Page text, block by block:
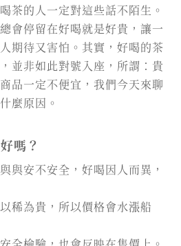
茶的人一定對這些話不陌生。
會停留在好喝就是好貴，讓一
期待又害怕。其實，好喝的茶
並非如此對號入座，所謂：貴
品一定不便宜，我們今天來聊
麼原因。
嗎？
與安不安全，好喝因人而異，
稀為貴，所以價格會水漲船